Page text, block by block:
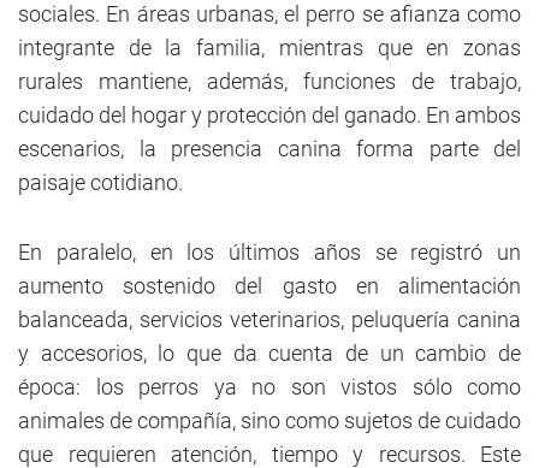
sociales. En áreas urbanas, el perro se afianza como
integrante de la familia, mientras que en zonas
rurales mantiene, además, funciones de trabajo,
cuidado del hogar y protección del ganado. En ambos
escenarios, la presencia canina forma parte del
paisaje cotidiano.
En paralelo, en los últimos años se registró un
aumento sostenido del gasto en alimentación
balanceada, servicios veterinarios, peluquería canina
y accesorios, lo que da cuenta de un cambio de
época: los perros ya no son vistos sólo como
animales de compañía, sino como sujetos de cuidado
que requieren atención, tiempo y recursos. Este